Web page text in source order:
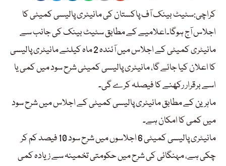
کراچی:سٹیٹ بینک آف پاکستان کی مانیٹری پالیسی کمیٹی کا
اجلاس آج ہوگا۔اعلامیے کے مطابق سٹیٹ بینک کی جانب سے
مانیٹری کمیٹی کے اجلاس میں آئندہ 2 ماہ کیلئے مانیٹری پالیسی
کا اعلان کیا جائے گا، مانیٹری پالیسی کمیٹی شرح سود میں کمی یا
اسے برقرار رکھنے کا فیصلہ کرے گی۔
ماہرین کے مطابق مانیٹری پالیسی کمیٹی کے اجلاس میں شرح سود
میں کمی کا امکان ہے۔
مانیٹری پالیسی کمیٹی 6 اجلاسوں میں شرح سود 10 فیصد کم کر
چکی ہے، مہنگائی کی شرح میں حکومتی تخمینہ سے زیادہ کمی